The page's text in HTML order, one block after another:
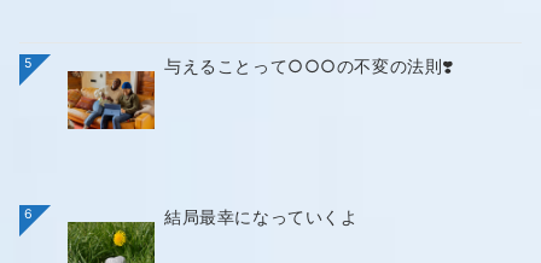
5 与えることって○○○の不変の法則❣️
6 結局最幸になっていくよ